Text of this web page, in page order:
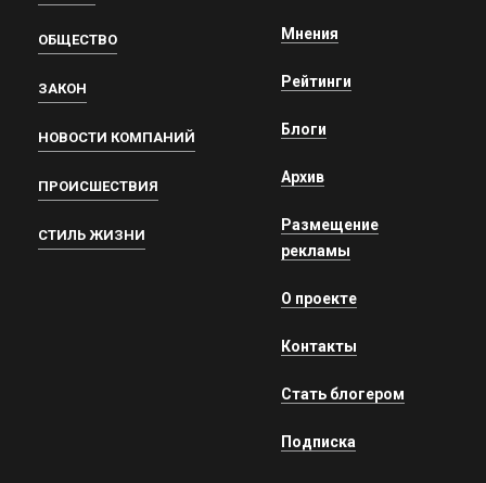
ОБЩЕСТВО
ЗАКОН
НОВОСТИ КОМПАНИЙ
ПРОИСШЕСТВИЯ
СТИЛЬ ЖИЗНИ
Мнения
Рейтинги
Блоги
Архив
Размещение
рекламы
О проекте
Контакты
Стать блогером
Подписка